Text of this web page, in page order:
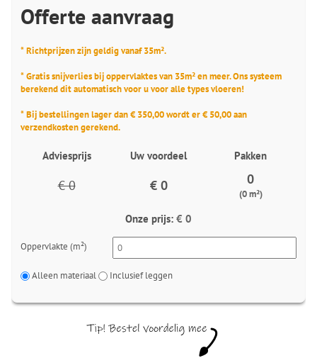
Offerte aanvraag
* Richtprijzen zijn geldig vanaf 35m².
* Gratis snijverlies bij oppervlaktes van 35m² en meer. Ons systeem
berekend dit automatisch voor u voor alle types vloeren!
* Bij bestellingen lager dan € 350,00 wordt er € 50,00 aan
verzendkosten gerekend.
Adviesprijs Uw voordeel Pakken
€ 0 € 0 0
(0 m²)
Onze prijs: € 0
Oppervlakte (m²)
Alleen materiaal Inclusief leggen